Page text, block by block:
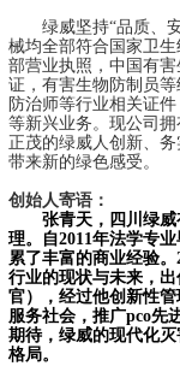
绿威坚持“品质、
械均全部符合国家卫
部营业执照，中国有
证，有害生物防制员
防治师等行业相关证
等新兴业务。现公司
正茂的绿威人创新、
带来新的绿色感受。
创始人寄语：
张青天， 四川绿
理。自2011年法学专
累了丰富的商业经验
行业的现状与未来，
官），经过他创新性
服务社会，推广pco先
期待，绿威的现代化
格局。